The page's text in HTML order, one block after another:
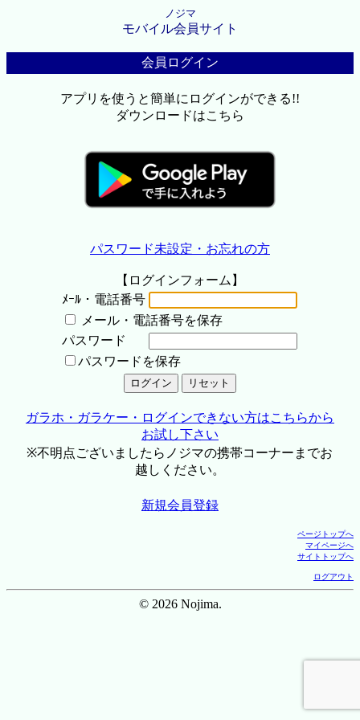
ノジマ
モバイル会員サイト
会員ログイン
アプリを使うと簡単にログインができる!!
ダウンロードはこちら
パスワード未設定・お忘れの方
【ログインフォーム】
ﾒｰﾙ・電話番号
メール・電話番号を保存
パスワード
パスワードを保存
ガラホ・ガラケー・ログインできない方はこちらから
お試し下さい
※不明点ございましたらノジマの携帯コーナーまでお
越しください。
新規会員登録
ページトップへ
マイページへ
サイトトップへ
ログアウト
© 2026 Nojima.